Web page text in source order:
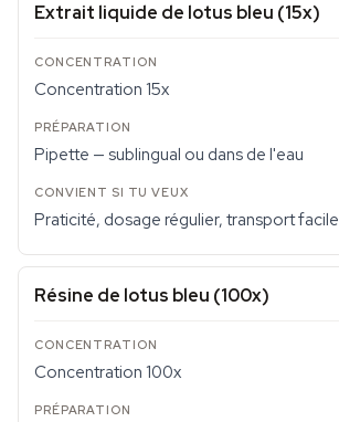
Extrait liquide de lotus bleu (15x)
Concentration 15x
Pipette — sublingual ou dans de l'eau
Praticité, dosage régulier, transport facile
Résine de lotus bleu (100x)
Concentration 100x